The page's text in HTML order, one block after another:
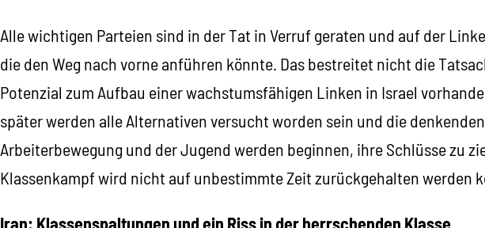
Alle wichtigen Parteien sind in der Tat in Verruf geraten und auf der
die den Weg nach vorne anführen könnte. Das bestreitet nicht die
Potenzial zum Aufbau einer wachstumsfähigen Linken in Israel
später werden alle Alternativen versucht worden sein und die
Arbeiterbewegung und der Jugend werden beginnen, ihre Schlüsse zu
Klassenkampf wird nicht auf unbestimmte Zeit zurückgehalten werden
Iran: Klassenspaltungen und ein Riss in der herrschenden Klasse